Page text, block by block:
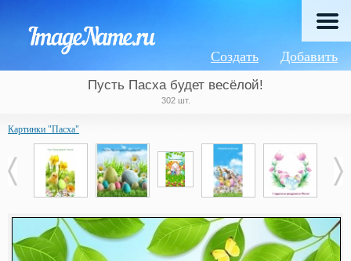
Добавить
Создать
Пусть Пасха будет весёлой!
302 шт.
Картинки "Пасха"